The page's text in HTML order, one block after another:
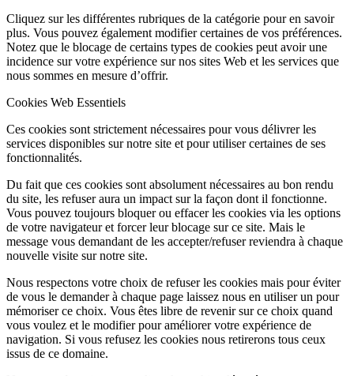
Cliquez sur les différentes rubriques de la catégorie pour en savoir
plus. Vous pouvez également modifier certaines de vos préférences.
Notez que le blocage de certains types de cookies peut avoir une
incidence sur votre expérience sur nos sites Web et les services que
nous sommes en mesure d’offrir.
Cookies Web Essentiels
Ces cookies sont strictement nécessaires pour vous délivrer les
services disponibles sur notre site et pour utiliser certaines de ses
fonctionnalités.
Du fait que ces cookies sont absolument nécessaires au bon rendu
du site, les refuser aura un impact sur la façon dont il fonctionne.
Vous pouvez toujours bloquer ou effacer les cookies via les options
de votre navigateur et forcer leur blocage sur ce site. Mais le
message vous demandant de les accepter/refuser reviendra à chaque
nouvelle visite sur notre site.
Nous respectons votre choix de refuser les cookies mais pour éviter
de vous le demander à chaque page laissez nous en utiliser un pour
mémoriser ce choix. Vous êtes libre de revenir sur ce choix quand
vous voulez et le modifier pour améliorer votre expérience de
navigation. Si vous refusez les cookies nous retirerons tous ceux
issus de ce domaine.